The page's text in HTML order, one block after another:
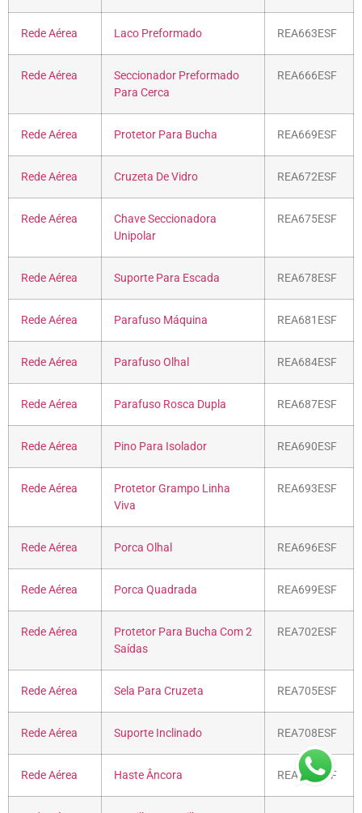
Rede Aérea Laco Preformado REA663ESF
Rede Aérea
Seccionador Preformado
Para Cerca
REA666ESF
Rede Aérea Protetor Para Bucha REA669ESF
Rede Aérea Cruzeta De Vidro REA672ESF
Rede Aérea
Chave Seccionadora
Unipolar
REA675ESF
Rede Aérea Suporte Para Escada REA678ESF
Rede Aérea Parafuso Máquina REA681ESF
Rede Aérea Parafuso Olhal REA684ESF
Rede Aérea Parafuso Rosca Dupla REA687ESF
Rede Aérea Pino Para Isolador REA690ESF
Rede Aérea
Protetor Grampo Linha
Viva
REA693ESF
Rede Aérea Porca Olhal REA696ESF
Rede Aérea Porca Quadrada REA699ESF
Rede Aérea
Protetor Para Bucha Com 2
Saídas
REA702ESF
Rede Aérea Sela Para Cruzeta REA705ESF
Rede Aérea Suporte Inclinado REA708ESF
Rede Aérea Haste Âncora REA711ESF